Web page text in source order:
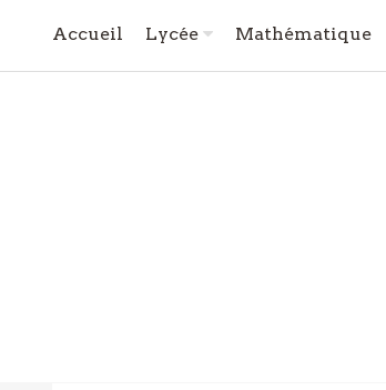
Accueil Lycée Mathématique